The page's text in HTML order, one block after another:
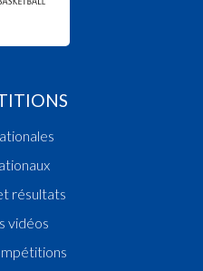
résultats
vidéos